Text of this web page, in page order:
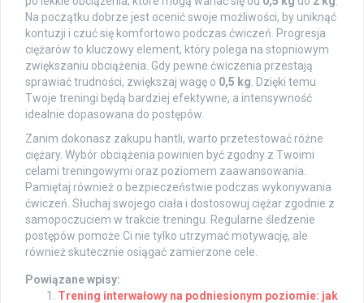
Na początku dobrze jest ocenić swoje możliwości, by uniknąć
kontuzji i czuć się komfortowo podczas ćwiczeń. Progresja
ciężarów to kluczowy element, który polega na stopniowym
zwiększaniu obciążenia. Gdy pewne ćwiczenia przestają
sprawiać trudności, zwiększaj wagę o 0,5 kg . Dzięki temu
Twoje treningi będą bardziej efektywne, a intensywność
idealnie dopasowana do postępów.
Zanim dokonasz zakupu hantli, warto przetestować różne
ciężary. Wybór obciążenia powinien być zgodny z Twoimi
celami treningowymi oraz poziomem zaawansowania.
Pamiętaj również o bezpieczeństwie podczas wykonywania
ćwiczeń. Słuchaj swojego ciała i dostosowuj ciężar zgodnie z
samopoczuciem w trakcie treningu. Regularne śledzenie
postępów pomoże Ci nie tylko utrzymać motywację, ale
również skutecznie osiągać zamierzone cele.
Powiązane wpisy:
Trening interwałowy na podniesionym poziomie: jak